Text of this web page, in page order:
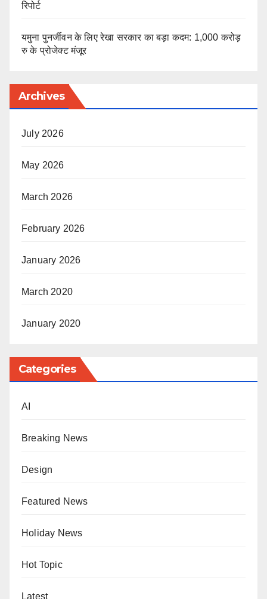
रिपोर्ट
यमुना पुनर्जीवन के लिए रेखा सरकार का बड़ा कदम: 1,000 करोड़
रु के प्रोजेक्ट मंजूर
Archives
July 2026
May 2026
March 2026
February 2026
January 2026
March 2020
January 2020
Categories
AI
Breaking News
Design
Featured News
Holiday News
Hot Topic
Latest